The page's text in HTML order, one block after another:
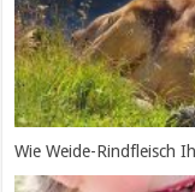
Wie Weide-Rindfleisch